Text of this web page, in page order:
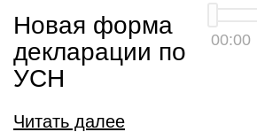
00:00
Новая форма
декларации по
УСН
Читать далее